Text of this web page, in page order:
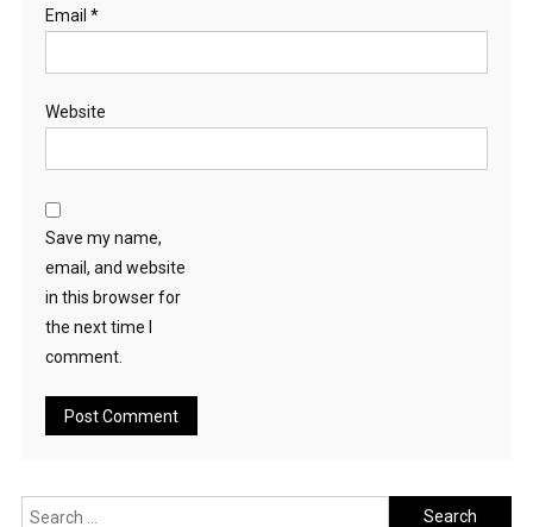
Email *
Website
Save my name,
email, and website
in this browser for
the next time I
comment.
Search